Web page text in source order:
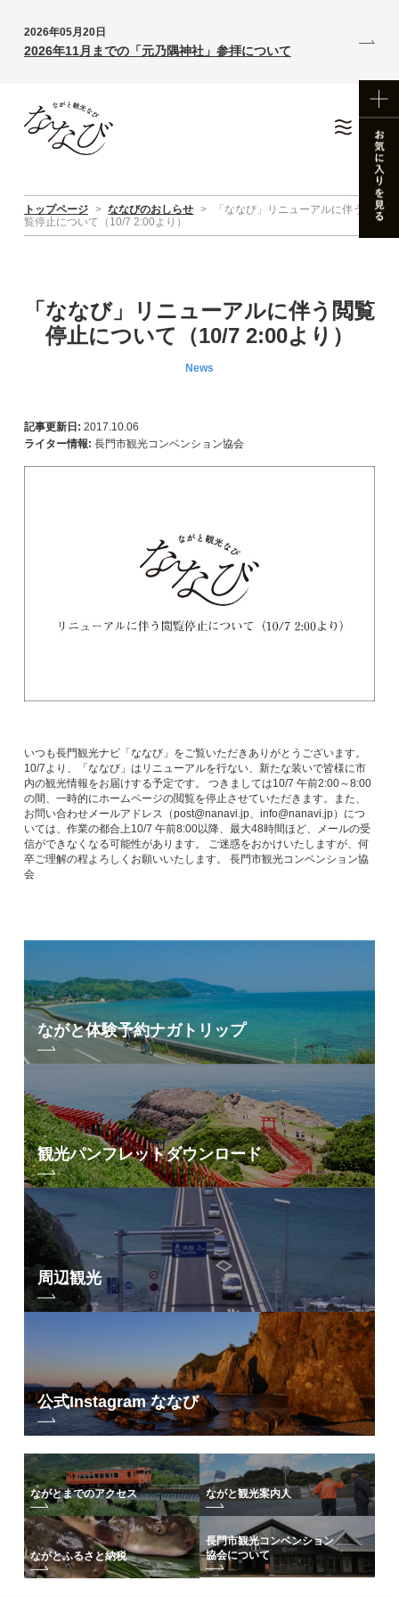
2026年05月20日
2026年11月までの「元乃隅神社」参拝について
トップページ > ななびのおしらせ >
「ななび」リニューアルに伴う閲
覧停止について（10/7 2:00より）
「ななび」リニューアルに伴う閲覧
停止について（10/7 2:00より）
News
記事更新日: 2017.10.06
ライター情報: 長門市観光コンベンション協会
いつも長門観光ナビ「ななび」をご覧いただきありがとうございます。
10/7より、「ななび」はリニューアルを行ない、新たな装いで皆様に市
内の観光情報をお届けする予定です。 つきましては10/7 午前2:00～8:00
の間、一時的にホームページの閲覧を停止させていただきます。また、
お問い合わせメールアドレス（post@nanavi.jp、info@nanavi.jp）につ
いては、作業の都合上10/7 午前8:00以降、最大48時間ほど、メールの受
信ができなくなる可能性があります。 ご迷惑をおかけいたしますが、何
卒ご理解の程よろしくお願いいたします。 長門市観光コンベンション協
会
ながと体験予約ナガトリップ
観光パンフレットダウンロード
周辺観光
公式Instagram ななび
ながとまでのアクセス ながと観光案内人
ながとふるさと納税
長門市観光コンベンション
協会について